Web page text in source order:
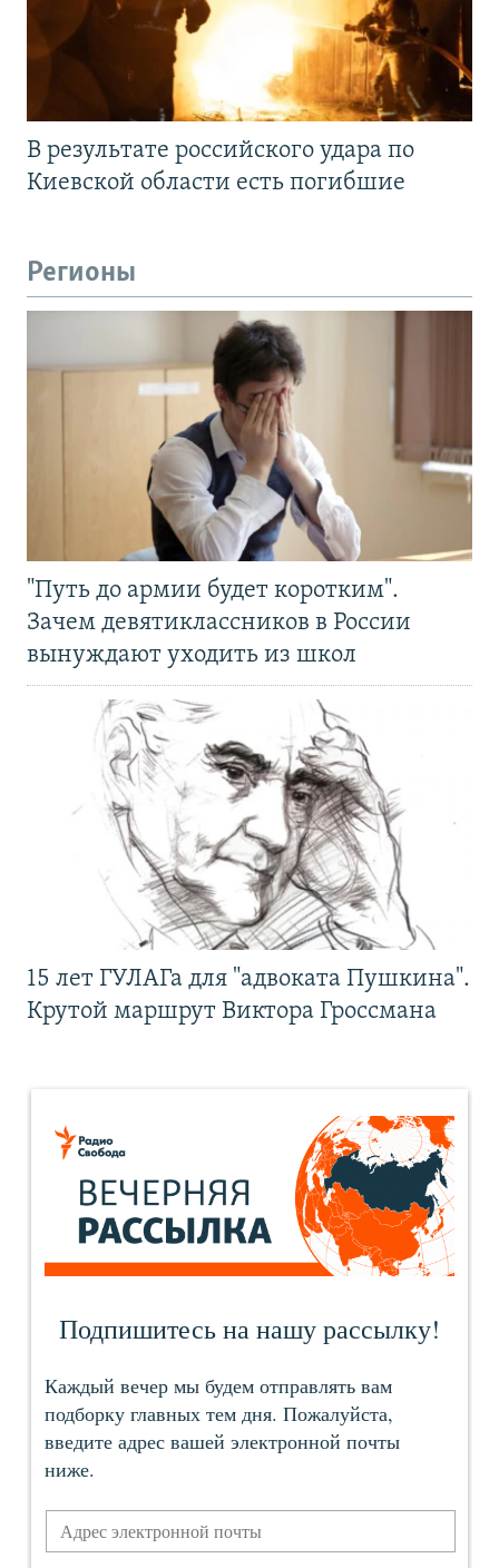
В результате российского удара по
Киевской области есть погибшие
Регионы
"Путь до армии будет коротким".
Зачем девятиклассников в России
вынуждают уходить из школ
15 лет ГУЛАГа для "адвоката Пушкина".
Крутой маршрут Виктора Гроссмана